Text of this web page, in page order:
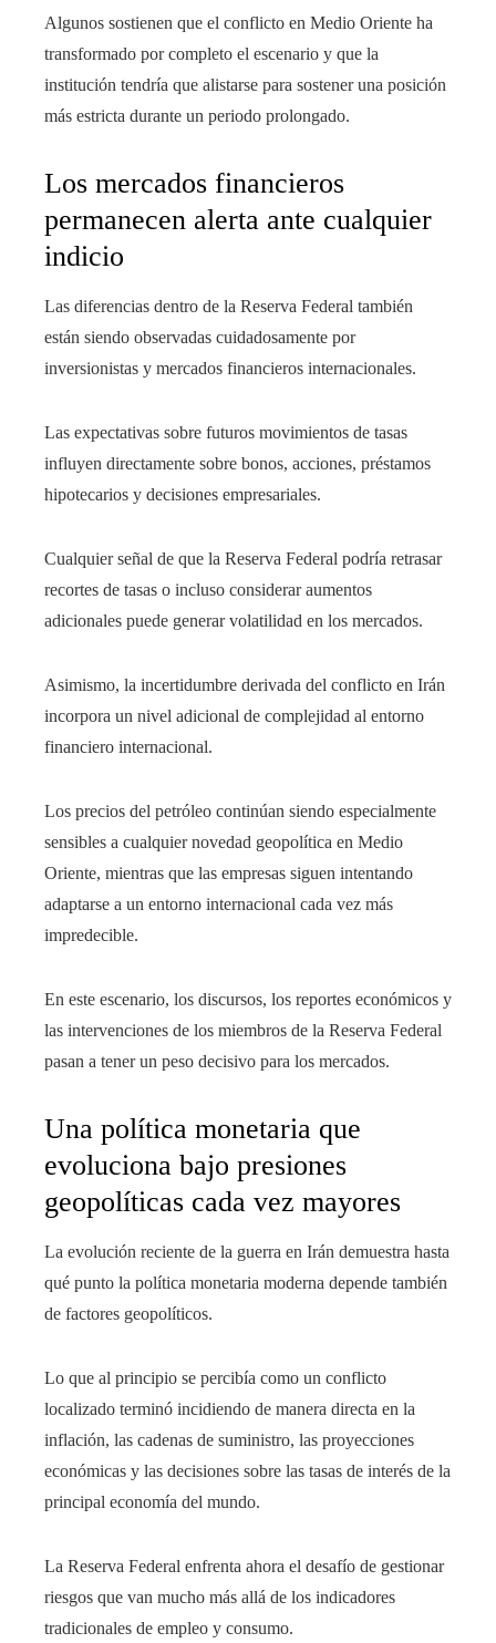
Algunos sostienen que el conflicto en Medio Oriente ha
transformado por completo el escenario y que la
institución tendría que alistarse para sostener una posición
más estricta durante un periodo prolongado.
Los mercados financieros
permanecen alerta ante cualquier
indicio
Las diferencias dentro de la Reserva Federal también
están siendo observadas cuidadosamente por
inversionistas y mercados financieros internacionales.
Las expectativas sobre futuros movimientos de tasas
influyen directamente sobre bonos, acciones, préstamos
hipotecarios y decisiones empresariales.
Cualquier señal de que la Reserva Federal podría retrasar
recortes de tasas o incluso considerar aumentos
adicionales puede generar volatilidad en los mercados.
Asimismo, la incertidumbre derivada del conflicto en Irán
incorpora un nivel adicional de complejidad al entorno
financiero internacional.
Los precios del petróleo continúan siendo especialmente
sensibles a cualquier novedad geopolítica en Medio
Oriente, mientras que las empresas siguen intentando
adaptarse a un entorno internacional cada vez más
impredecible.
En este escenario, los discursos, los reportes económicos y
las intervenciones de los miembros de la Reserva Federal
pasan a tener un peso decisivo para los mercados.
Una política monetaria que
evoluciona bajo presiones
geopolíticas cada vez mayores
La evolución reciente de la guerra en Irán demuestra hasta
qué punto la política monetaria moderna depende también
de factores geopolíticos.
Lo que al principio se percibía como un conflicto
localizado terminó incidiendo de manera directa en la
inflación, las cadenas de suministro, las proyecciones
económicas y las decisiones sobre las tasas de interés de la
principal economía del mundo.
La Reserva Federal enfrenta ahora el desafío de gestionar
riesgos que van mucho más allá de los indicadores
tradicionales de empleo y consumo.